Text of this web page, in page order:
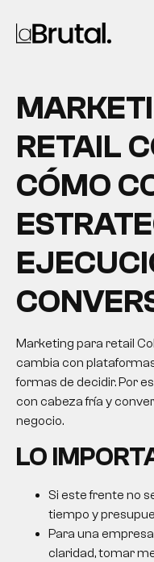
RETAIL
CÓMO
Marketing para retail
cambia con
formas de decidir. Por
con cabeza fría y
negocio.
LO
Si este frente no
tiempo y
Para una
claridad, tomar